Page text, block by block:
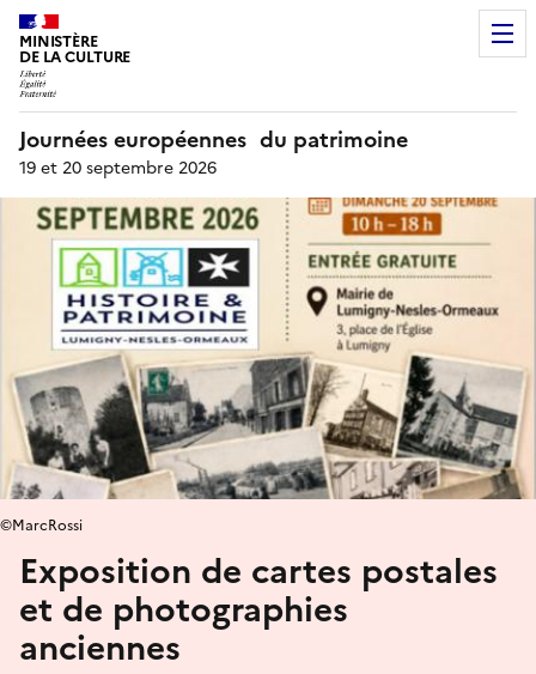
MINISTÈRE
DE LA CULTURE
Journées européennes du patrimoine
19 et 20 septembre 2026
Exposition de cartes postales
et de photographies
anciennes
©MarcRossi